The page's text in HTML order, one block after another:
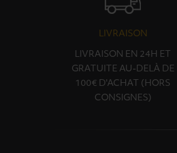
LIVRAISON
LIVRAISON EN 24H ET
GRATUITE AU-DELÀ DE
100€ D'ACHAT (HORS
CONSIGNES)